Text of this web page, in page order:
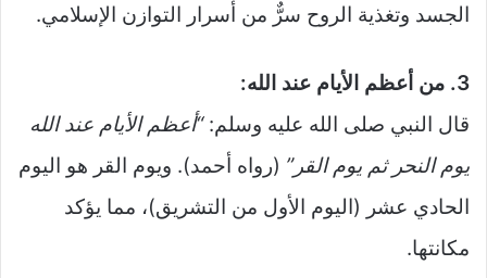
الجسد وتغذية الروح سرٌّ من أسرار التوازن الإسلامي.
3. من أعظم الأيام عند الله:
قال النبي صلى الله عليه وسلم:“أعظم الأيام عند الله
يوم النحر ثم يوم القر” (رواه أحمد). ويوم القر هو اليوم
الحادي عشر (اليوم الأول من التشريق)، مما يؤكد
مكانتها.